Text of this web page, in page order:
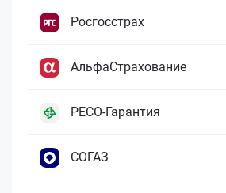
Росгосстрах
АльфаСтрахование
РЕСО-Гарантия
СОГАЗ